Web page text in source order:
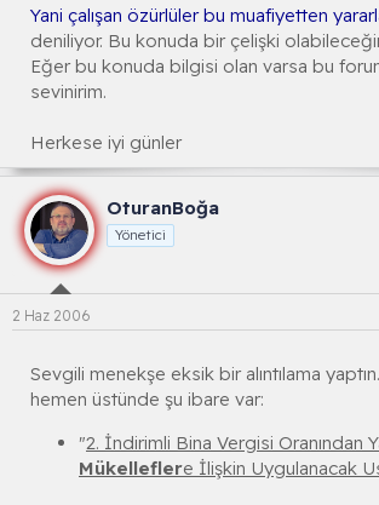
Yani çalışan özürlüler bu muafiyetten
deniliyor. Bu konuda bir çelişki
Eğer bu konuda bilgisi olan varsa bu
sevinirim.
Herkese iyi günler
OturanBoğa
Yönetici
2 Haz 2006
Sevgili menekşe eksik bir alıntılama yaptın.
hemen üstünde şu ibare var:
"2. İndirimli Bina Vergisi Oranından
Mükelleflere İlişkin Uygulanacak